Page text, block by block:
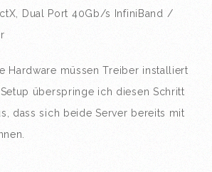
Dual Port 40Gb/s InfiniBand /
Hardware müssen Treiber installiert
überspringe ich diesen Schritt
dass sich beide Server bereits mit